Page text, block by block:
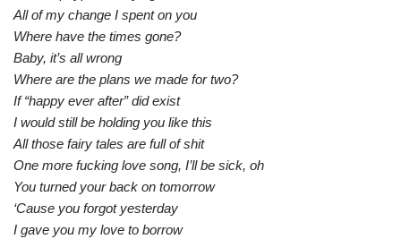
All of my change I spent on you
Where have the times gone?
Baby, it’s all wrong
Where are the plans we made for two?
If “happy ever after” did exist
I would still be holding you like this
All those fairy tales are full of shit
One more fucking love song, I’ll be sick, oh
You turned your back on tomorrow
‘Cause you forgot yesterday
I gave you my love to borrow